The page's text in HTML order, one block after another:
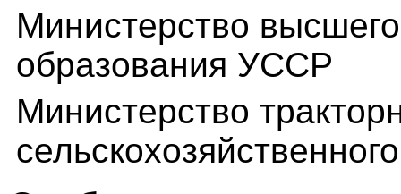
Министерство
образования УССР
Министерство